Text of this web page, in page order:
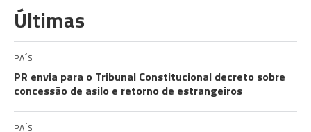
Últimas
PAÍS
PR envia para o Tribunal Constitucional decreto sobre
concessão de asilo e retorno de estrangeiros
PAÍS